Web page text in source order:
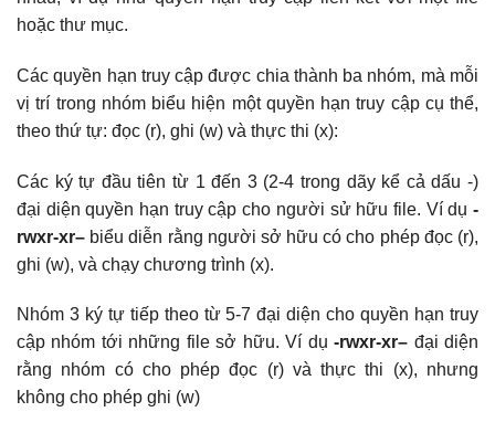
hoặc thư mục.
Các quyền hạn truy cập được chia thành ba nhóm, mà mỗi
vị trí trong nhóm biểu hiện một quyền hạn truy cập cụ thể,
theo thứ tự: đọc (r), ghi (w) và thực thi (x):
Các ký tự đầu tiên từ 1 đến 3 (2-4 trong dãy kể cả dấu -)
đại diện quyền hạn truy cập cho người sử hữu file. Ví dụ -
rwxr-xr– biểu diễn rằng người sở hữu có cho phép đọc (r),
ghi (w), và chạy chương trình (x).
Nhóm 3 ký tự tiếp theo từ 5-7 đại diện cho quyền hạn truy
cập nhóm tới những file sở hữu. Ví dụ-rwxr-xr– đại diện
rằng nhóm có cho phép đọc (r) và thực thi (x), nhưng
không cho phép ghi (w)